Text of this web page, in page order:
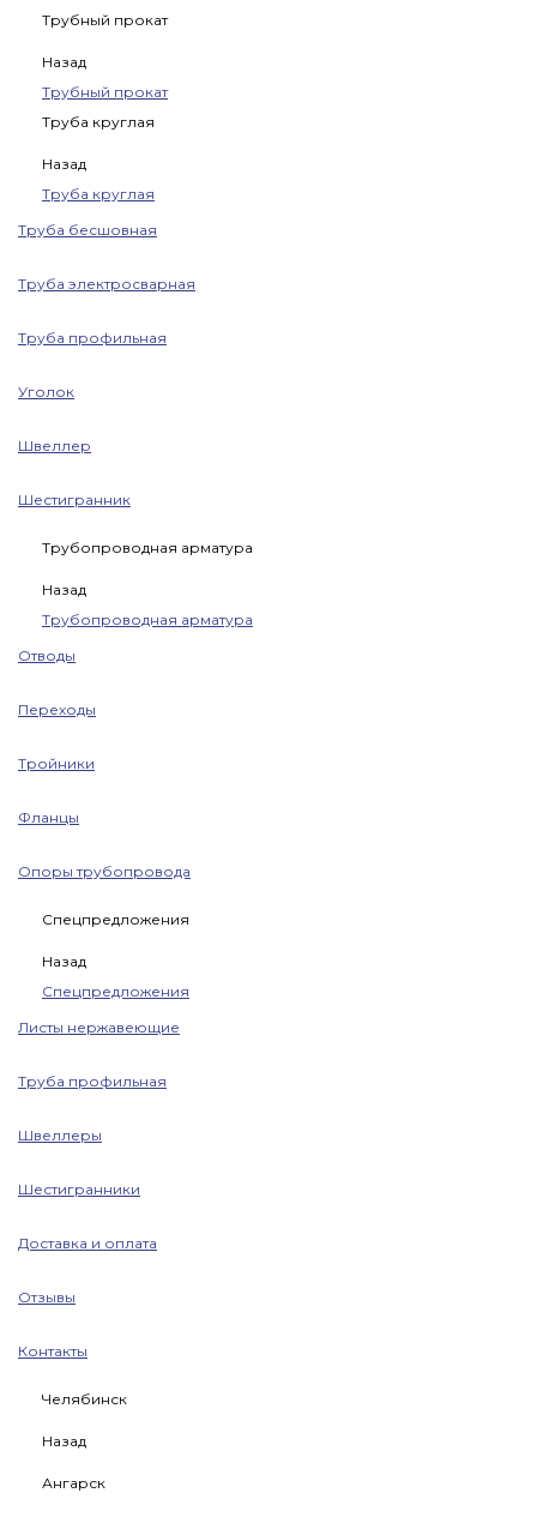
Трубный прокат
Назад
Трубный прокат
Труба круглая
Назад
Труба круглая
Труба бесшовная
Труба электросварная
Труба профильная
Уголок
Швеллер
Шестигранник
Трубопроводная арматура
Назад
Трубопроводная арматура
Отводы
Переходы
Тройники
Фланцы
Опоры трубопровода
Спецпредложения
Назад
Спецпредложения
Листы нержавеющие
Труба профильная
Швеллеры
Шестигранники
Доставка и оплата
Отзывы
Контакты
Челябинск
Назад
Ангарск